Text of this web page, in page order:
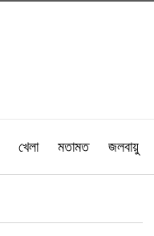
খেলা মতামত জলবায়ু